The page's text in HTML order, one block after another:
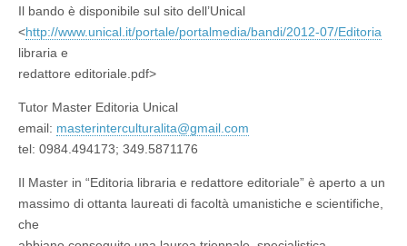
Il bando è disponibile sul sito dell’Unical
<http://www.unical.it/portale/portalmedia/bandi/2012-07/Editoria
libraria e
redattore editoriale.pdf>
Tutor Master Editoria Unical
email: masterinterculturalita@gmail. com
tel: 0984.494173; 349.5871176
Il Master in “Editoria libraria e redattore editoriale” è aperto a un
massimo di ottanta laureati di facoltà umanistiche e scientifiche,
che